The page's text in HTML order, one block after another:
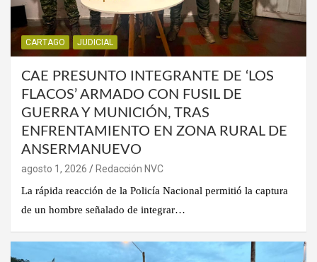
CARTAGO JUDICIAL
CAE PRESUNTO INTEGRANTE DE ‘LOS
FLACOS’ ARMADO CON FUSIL DE
GUERRA Y MUNICIÓN, TRAS
ENFRENTAMIENTO EN ZONA RURAL DE
ANSERMANUEVO
agosto 1, 2026
Redacción NVC
La rápida reacción de la Policía Nacional permitió la captura
de un hombre señalado de integrar…